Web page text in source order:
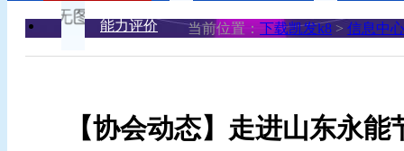
能力评价 当前位置： 下载凯发k8 > 信息中心
【协会动态】走进山东永